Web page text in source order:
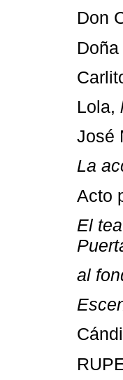
Don
Lola,
José
La
Acto
El
al